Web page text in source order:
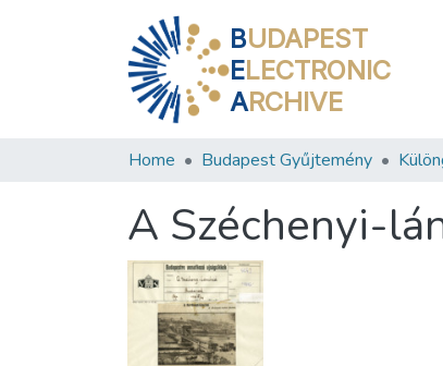
BUDAPEST
ELECTRONIC
ARCHIVE
Home Budapest Gyűjtemény
A Széchenyi-